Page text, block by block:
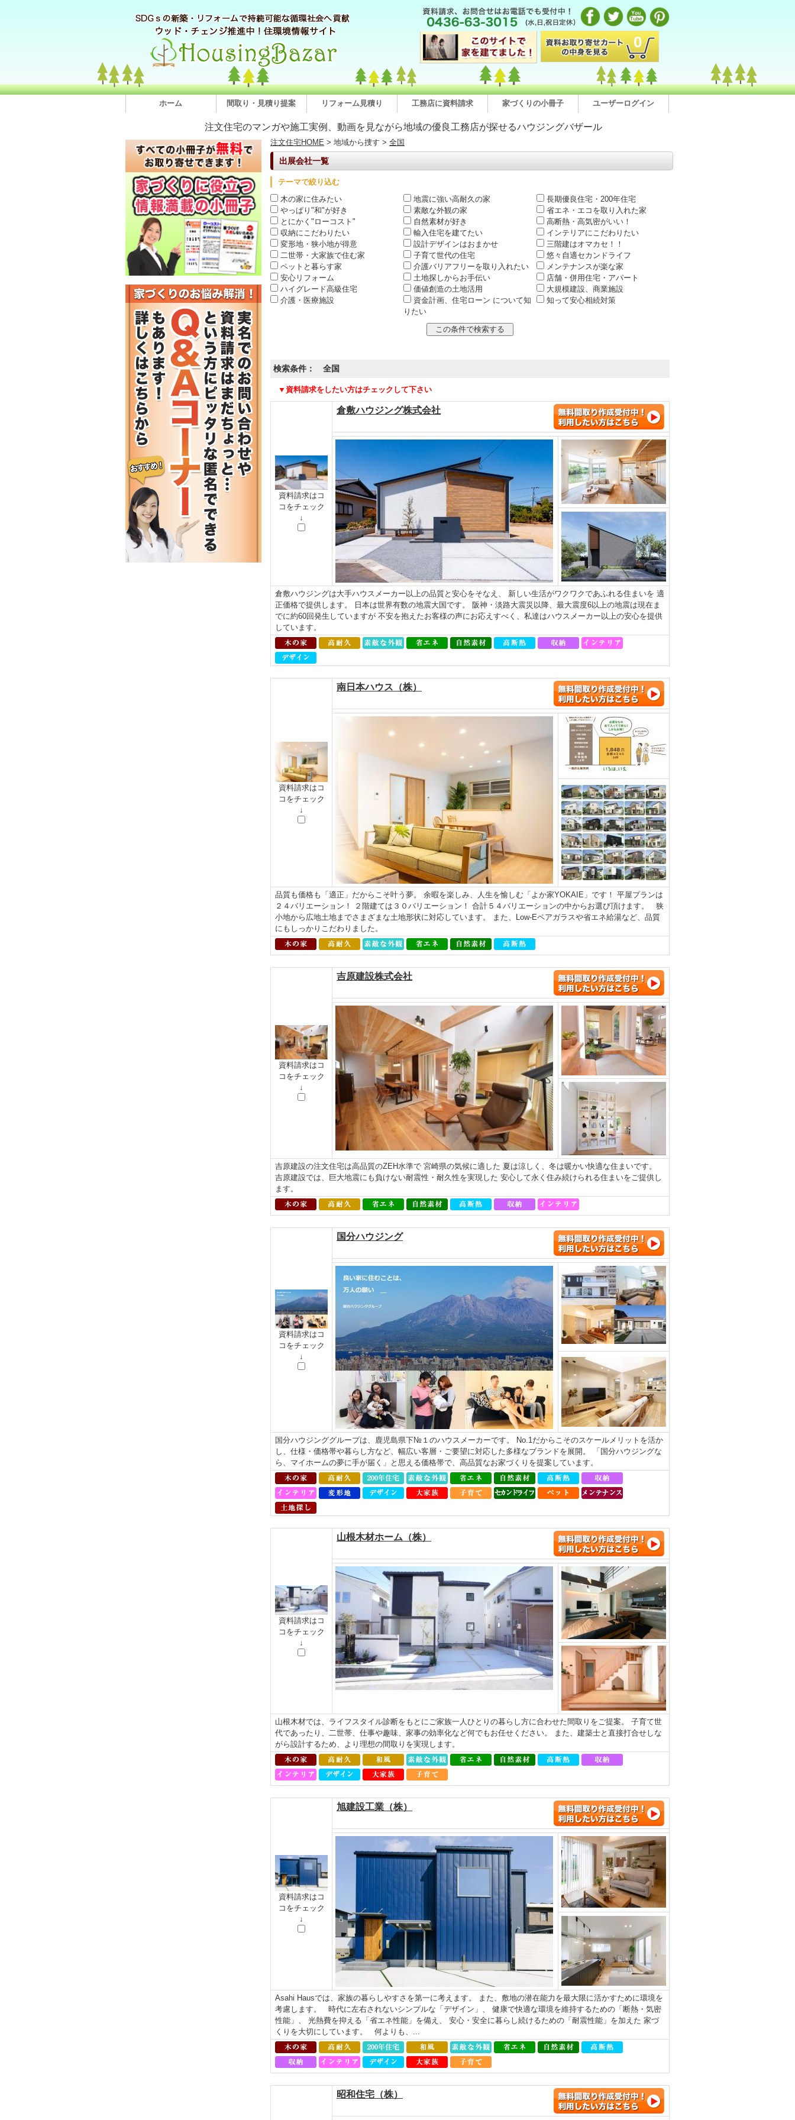
0
ホーム 間取り・見積り提案 リフォーム見積り 工務店に資料請求 家づくりの小冊子 ユーザーログイン
注文住宅のマンガや施工実例、動画を見ながら地域の優良工務店が探せるハウジングバザール
注文住宅HOME > 地域から捜す > 全国
出展会社一覧
テーマで絞り込む
木の家に住みたい
地震に強い高耐久の家
長期優良住宅・200年住宅
やっぱり"和"が好き
素敵な外観の家
省エネ・エコを取り入れた家
とにかく"ローコスト"
自然素材が好き
高断熱・高気密がいい！
収納にこだわりたい
輸入住宅を建てたい
インテリアにこだわりたい
変形地・狭小地が得意
設計デザインはおまかせ
三階建はオマカセ！！
二世帯・大家族で住む家
子育て世代の住宅
悠々自適セカンドライフ
ペットと暮らす家
介護バリアフリーを取り入れたい
メンテナンスが楽な家
安心リフォーム
土地探しからお手伝い
店舗・併用住宅・アパート
ハイグレード高級住宅
価値創造の土地活用
大規模建設、商業施設
介護・医療施設
資金計画、住宅ローン について知
りたい
知って安心相続対策
検索条件： 全国
▼資料請求をしたい方はチェックして下さい
資料請求はコ
コをチェック
↓
倉敷ハウジング株式会社
倉敷ハウジングは大手ハウスメーカー以上の品質と安心をそなえ、 新しい生活がワクワクであふれる住まいを 適
正価格で提供します。 日本は世界有数の地震大国です。 阪神・淡路大震災以降、最大震度6以上の地震は現在ま
でに約60回発生していますが 不安を抱えたお客様の声にお応えすべく、私達はハウスメーカー以上の安心を提供
しています。
資料請求はコ
コをチェック
↓
南日本ハウス（株）
品質も価格も「適正」だからこそ叶う夢。 余暇を楽しみ、人生を愉しむ「よか家YOKAIE」です！ 平屋プランは
２４バリエーション！ ２階建ては３０バリエーション！ 合計５４バリエーションの中からお選び頂けます。 狭
小地から広地土地までさまざまな土地形状に対応しています。 また、Low-Eペアガラスや省エネ給湯など、品質
にもしっかりこだわりました。
資料請求はコ
コをチェック
↓
吉原建設株式会社
吉原建設の注文住宅は高品質のZEH水準で 宮崎県の気候に適した 夏は涼しく、冬は暖かい快適な住まいです。
吉原建設では、巨大地震にも負けない耐震性・耐久性を実現した 安心して永く住み続けられる住まいをご提供し
ます。
資料請求はコ
コをチェック
↓
国分ハウジング
国分ハウジンググループは、鹿児島県下№１のハウスメーカーです。 No.1だからこそのスケールメリットを活か
し、仕様・価格帯や暮らし方など、幅広い客層・ご要望に対応した多様なブランドを展開。 「国分ハウジングな
ら、マイホームの夢に手が届く」と思える価格帯で、高品質なお家づくりを提案しています。
資料請求はコ
コをチェック
↓
山根木材ホーム（株）
山根木材では、ライフスタイル診断をもとにご家族一人ひとりの暮らし方に合わせた間取りをご提案。 子育て世
代であったり、二世帯、仕事や趣味、家事の効率化など何でもお任せください。 また、建築士と直接打合せしな
がら設計するため、より理想の間取りを実現します。
資料請求はコ
コをチェック
↓
旭建設工業（株）
Asahi Hausでは、家族の暮らしやすさを第一に考えます。 また、敷地の潜在能力を最大限に活かすために環境を
考慮します。 時代に左右されないシンプルな「デザイン」、 健康で快適な環境を維持するための「断熱・気密
性能」、 光熱費を抑える「省エネ性能」を備え、 安心・安全に暮らし続けるための「耐震性能」を加えた 家づ
くりを大切にしています。 何よりも、...
昭和住宅（株）